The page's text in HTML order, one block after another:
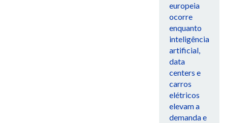
europeia
ocorre
enquanto
inteligência
artificial,
data
centers e
carros
elétricos
elevam a
demanda e